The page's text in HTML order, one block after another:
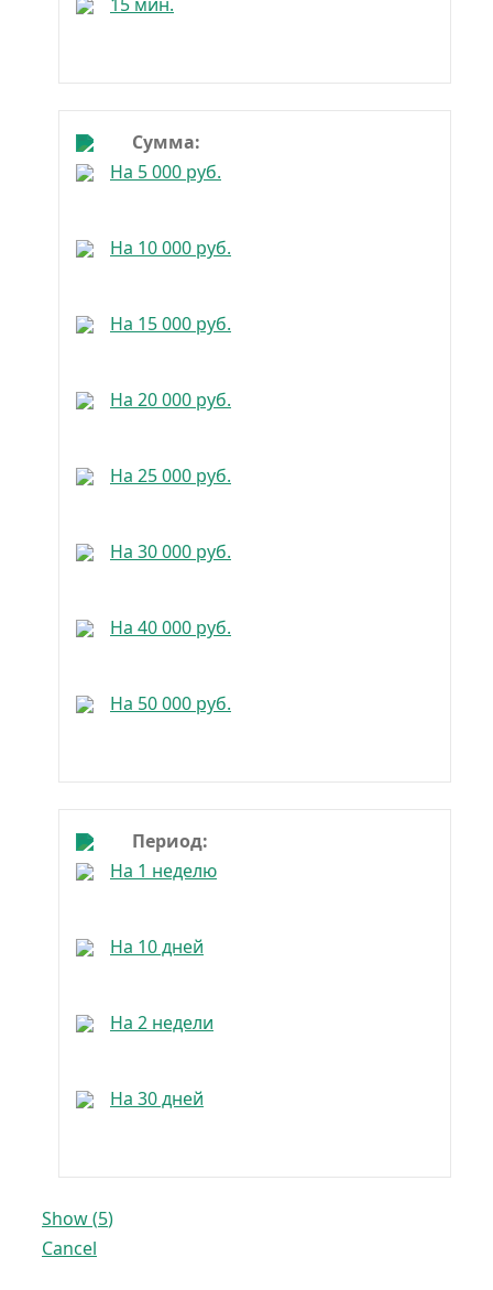
Сумма:
На 5 000 руб.
На 10 000 руб.
На 15 000 руб.
На 20 000 руб.
На 25 000 руб.
На 30 000 руб.
На 40 000 руб.
На 50 000 руб.
Период:
На 1 неделю
На 10 дней
На 2 недели
На 30 дней
Show(5)
Cancel